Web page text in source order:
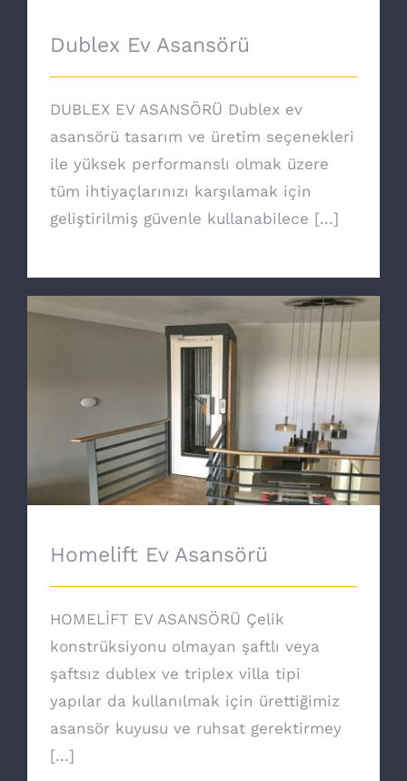
Dublex Ev Asansörü
DUBLEX EV ASANSÖRÜ Dublex ev
asansörü tasarım ve üretim seçenekleri
ile yüksek performanslı olmak üzere
tüm ihtiyaçlarınızı karşılamak için
geliştirilmiş güvenle kullanabilece [...]
Homelift Ev Asansörü
Homelift Ev Asansörü
HOMELİFT EV ASANSÖRÜ Çelik
konstrüksiyonu olmayan şaftlı veya
şaftsız dublex ve triplex villa tipi
yapılar da kullanılmak için ürettiğimiz
asansör kuyusu ve ruhsat gerektirmey
[...]